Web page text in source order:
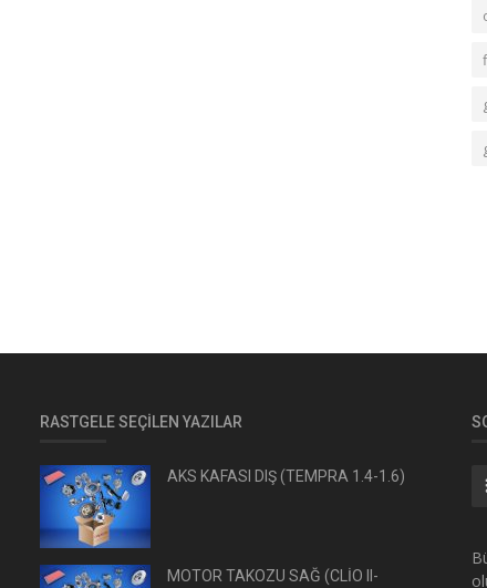
RASTGELE SEÇILEN YAZILAR
AKS KAFASI DIŞ (TEMPRA 1.4-1.6)
MOTOR TAKOZU SAĞ (CLİO II-